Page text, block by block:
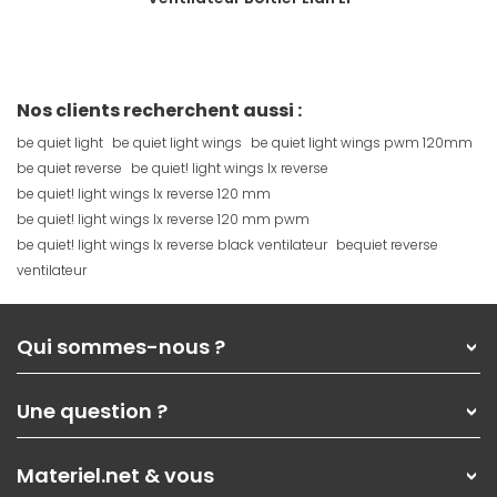
Nos clients recherchent aussi :
be quiet light be quiet light wings be quiet light wings pwm 120mm
be quiet reverse be quiet! light wings lx reverse
be quiet! light wings lx reverse 120 mm
be quiet! light wings lx reverse 120 mm pwm
be quiet! light wings lx reverse black ventilateur bequiet reverse
ventilateur
Qui sommes-nous ?
Nos services
Les magasins Materiel.net
Nos solutions pour les pros
Contactez-nous
Une question ?
Paiement, livraison
Materiel.net & vous